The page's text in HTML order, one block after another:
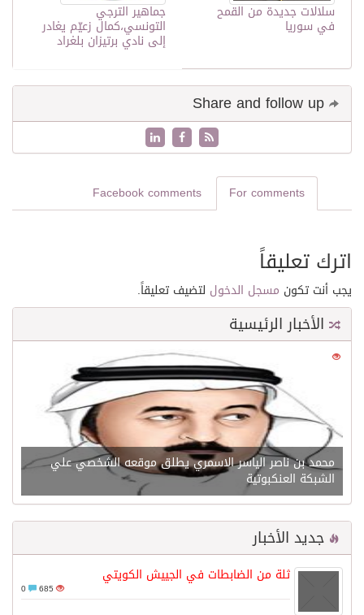
جماهير الترجي
التونسي،كمال زعيّم يغادر
إلى نادي برتيزان بلغراد
سلالات جديدة من القمح
في سوريا
For comments
Facebook comments
اترك تعليقاً
يجب أنت تكون مسجل الدخول لتضيف تعليقاً.
الأخبار الرئيسية
21673
محمد بن ناصر الياسر الاسمري يطلق موقعه الشخصي علي
الشبكة العنكبوتية
جديد الأخبار
ثلة من الضابطات في الجييش الكويتي
685